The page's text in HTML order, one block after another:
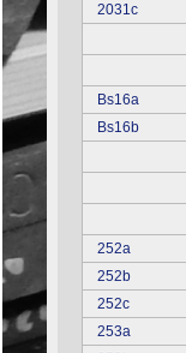
2031c
Bs16a
Bs16b
252a
252b
252c
253a